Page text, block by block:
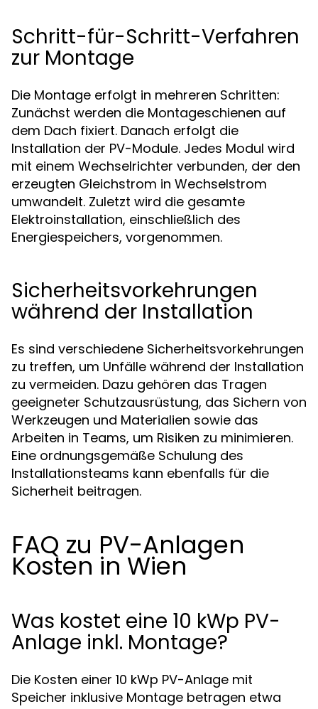
Schritt-für-Schritt-Verfahren
zur Montage
Die Montage erfolgt in mehreren Schritten:
Zunächst werden die Montageschienen auf
dem Dach fixiert. Danach erfolgt die
Installation der PV-Module. Jedes Modul wird
mit einem Wechselrichter verbunden, der den
erzeugten Gleichstrom in Wechselstrom
umwandelt. Zuletzt wird die gesamte
Elektroinstallation, einschließlich des
Energiespeichers, vorgenommen.
Sicherheitsvorkehrungen
während der Installation
Es sind verschiedene Sicherheitsvorkehrungen
zu treffen, um Unfälle während der Installation
zu vermeiden. Dazu gehören das Tragen
geeigneter Schutzausrüstung, das Sichern von
Werkzeugen und Materialien sowie das
Arbeiten in Teams, um Risiken zu minimieren.
Eine ordnungsgemäße Schulung des
Installationsteams kann ebenfalls für die
Sicherheit beitragen.
FAQ zu PV-Anlagen
Kosten in Wien
Was kostet eine 10 kWp PV-
Anlage inkl. Montage?
Die Kosten einer 10 kWp PV-Anlage mit
Speicher inklusive Montage betragen etwa